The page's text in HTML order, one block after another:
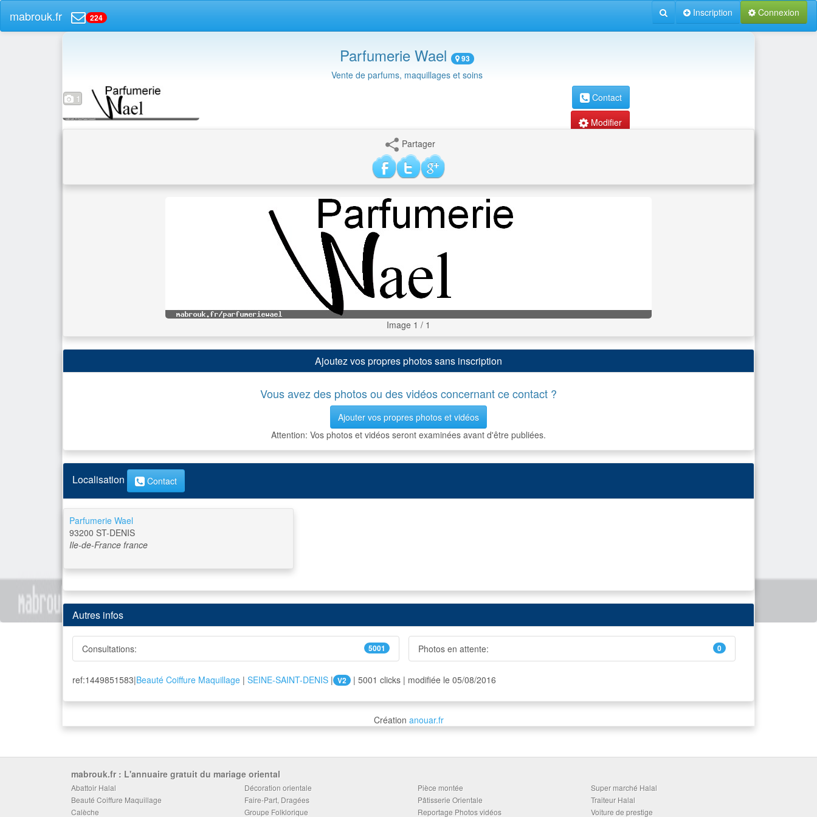
mabrouk.fr 224 Connexion
Inscription
Parfumerie Wael 93
Vente de parfums, maquillages et soins
1
Contact
Modifier
Partager
Image 1 / 1
Ajoutez vos propres photos sans inscription
Vous avez des photos ou des vidéos concernant ce contact ?
Ajouter vos propres photos et vidéos
Attention: Vos photos et vidéos seront examinées avant d'être publiées.
Localisation Contact
Parfumerie Wael
93200 ST-DENIS
Ile-de-France france
Autres infos
Consultations: 5001 Photos en attente: 0
ref:1449851583|Beauté Coiffure Maquillage | SEINE-SAINT-DENIS | V2 | 5001 clicks | modifiée le 05/08/2016
Création anouar.fr
mabrouk.fr : L'annuaire gratuit du mariage oriental
Abattoir Halal
Beauté Coiffure Maquillage
Calèche
Décoration orientale
Faire-Part, Dragées
Groupe Folklorique
Pièce montée
Pâtisserie Orientale
Reportage Photos vidéos
Super marché Halal
Traiteur Halal
Voiture de prestige